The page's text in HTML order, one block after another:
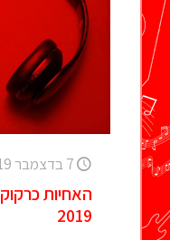
7 בדצמבר 2019
2019